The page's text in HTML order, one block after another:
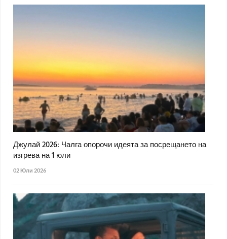
Джулай 2026: Чалга опорочи идеята за посрещането на
изгрева на 1 юли
02 Юли 2026